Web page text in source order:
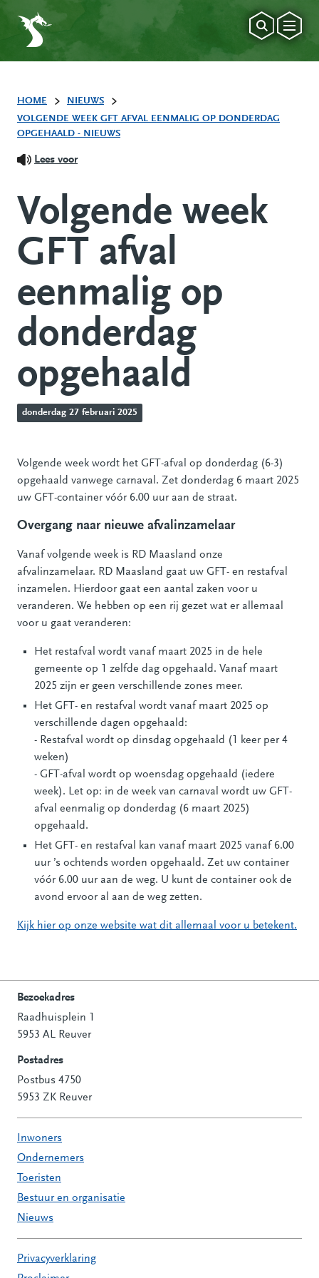
HOME
NIEUWS
VOLGENDE WEEK GFT AFVAL EENMALIG OP DONDERDAG
OPGEHAALD - NIEUWS
Lees voor
Volgende week
GFT afval
eenmalig op
donderdag
opgehaald
donderdag 27 februari 2025
Volgende week wordt het GFT-afval op donderdag (6-3)
opgehaald vanwege carnaval. Zet donderdag 6 maart 2025
uw GFT-container vóór 6.00 uur aan de straat.
Overgang naar nieuwe afvalinzamelaar
Vanaf volgende week is RD Maasland onze
afvalinzamelaar. RD Maasland gaat uw GFT- en restafval
inzamelen. Hierdoor gaat een aantal zaken voor u
veranderen. We hebben op een rij gezet wat er allemaal
voor u gaat veranderen:
Het restafval wordt vanaf maart 2025 in de hele
gemeente op 1 zelfde dag opgehaald. Vanaf maart
2025 zijn er geen verschillende zones meer.
Het GFT- en restafval wordt vanaf maart 2025 op
verschillende dagen opgehaald:
- Restafval wordt op dinsdag opgehaald (1 keer per 4
weken)
- GFT-afval wordt op woensdag opgehaald (iedere
week). Let op: in de week van carnaval wordt uw GFT-
afval eenmalig op donderdag (6 maart 2025)
opgehaald.
Het GFT- en restafval kan vanaf maart 2025 vanaf 6.00
uur ’s ochtends worden opgehaald. Zet uw container
vóór 6.00 uur aan de weg. U kunt de container ook de
avond ervoor al aan de weg zetten.
Kijk hier op onze website wat dit allemaal voor u betekent.
Contactinformatie
Bezoekadres
Raadhuisplein 1
5953 AL Reuver
Postadres
Postbus 4750
5953 ZK Reuver
Inwoners
Ondernemers
Toeristen
Bestuur en organisatie
Nieuws
Privacyverklaring